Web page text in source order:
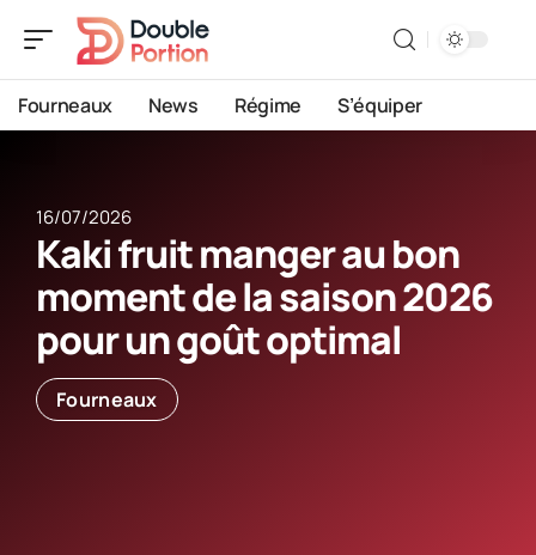
Fourneaux News Régime S’équiper
16/07/2026
Kaki fruit manger au bon
moment de la saison 2026
pour un goût optimal
Fourneaux